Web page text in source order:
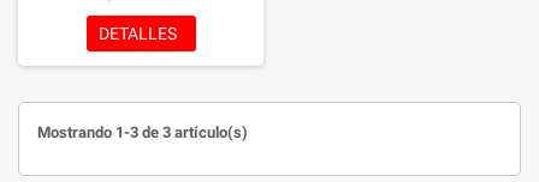
saludable, y extracto de mejillón
de labio verde para el cuidado
proteína de origen animal.
DETALLES
Mostrando 1-3 de 3 artículo(s)